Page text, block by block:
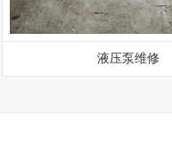
液压泵维修